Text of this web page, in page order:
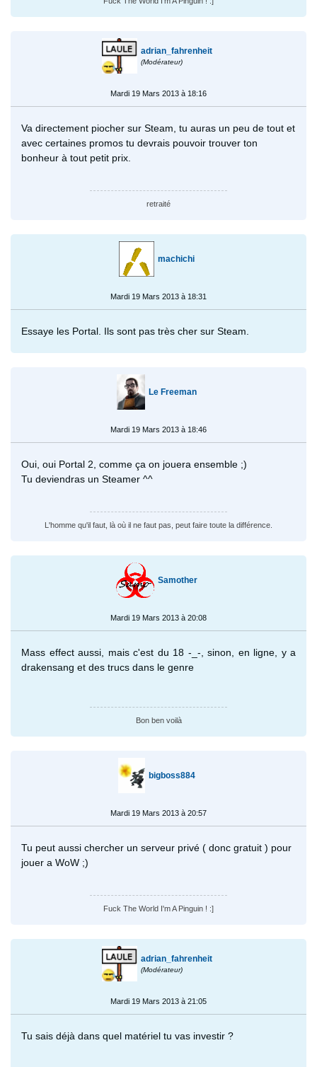
adrian_fahrenheit
(Modérateur)
Mardi 19 Mars 2013 à 18:16
Va directement piocher sur Steam, tu auras un peu de tout et
avec certaines promos tu devrais pouvoir trouver ton
bonheur à tout petit prix.
retraité
machichi
Mardi 19 Mars 2013 à 18:31
Essaye les Portal. Ils sont pas très cher sur Steam.
Le Freeman
Mardi 19 Mars 2013 à 18:46
Oui, oui Portal 2, comme ça on jouera ensemble ;)
Tu deviendras un Steamer ^^
L'homme qu'il faut, là où il ne faut pas, peut faire toute la différence.
Samother
Mardi 19 Mars 2013 à 20:08
Mass effect aussi, mais c'est du 18 -_-, sinon, en ligne, y a
drakensang et des trucs dans le genre
Bon ben voilà
bigboss884
Mardi 19 Mars 2013 à 20:57
Tu peut aussi chercher un serveur privé ( donc gratuit ) pour
jouer a WoW ;)
Fuck The World I'm A Pinguin ! :]
adrian_fahrenheit
(Modérateur)
Mardi 19 Mars 2013 à 21:05
Tu sais déjà dans quel matériel tu vas investir ?